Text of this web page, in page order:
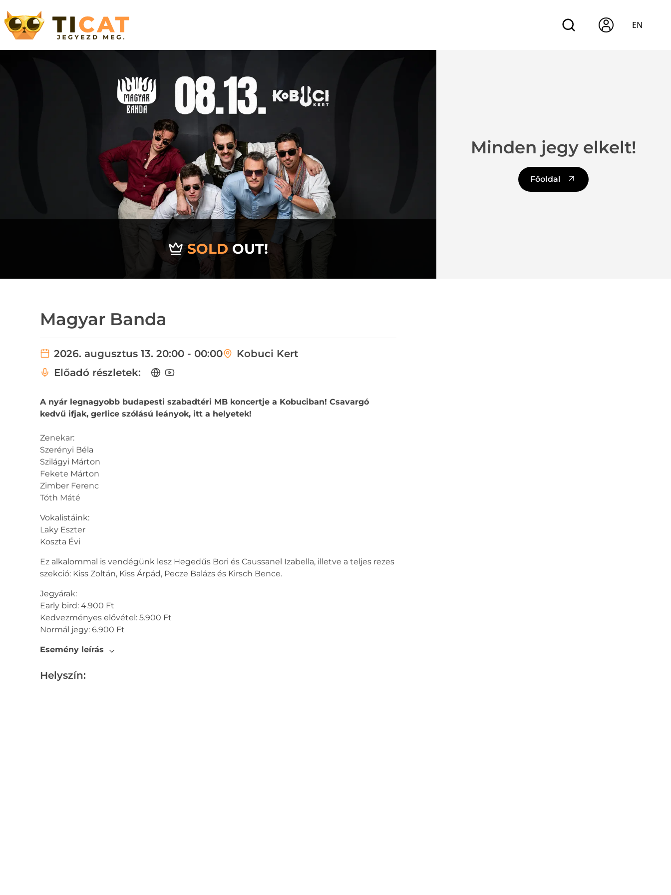
EN
SOLDOUT!
Magyar Banda
2026. augusztus 13. 20:00 - 00:00
Kobuci Kert
Előadó részletek:
Minden jegy elkelt!
Főoldal
A nyár legnagyobb budapesti szabadtéri MB koncertje a Kobuciban! Csavargó
kedvű ifjak, gerlice szólású leányok, itt a helyetek!
Zenekar:
Szerényi Béla
Szilágyi Márton
Fekete Márton
Zimber Ferenc
Tóth Máté
Vokalistáink:
Laky Eszter
Koszta Évi
Ez alkalommal is vendégünk lesz Hegedűs Bori és Caussanel Izabella, illetve a teljes rezes
szekció: Kiss Zoltán, Kiss Árpád, Pecze Balázs és Kirsch Bence.
Jegyárak:
Early bird: 4.900 Ft
Kedvezményes elővétel: 5.900 Ft
Normál jegy: 6.900 Ft
Esemény leírás
Helyszín: